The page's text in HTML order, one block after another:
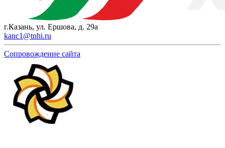
г.Казань, ул. Ершова, д. 29а
kanc1@tnhi.ru
Сопровождение сайта